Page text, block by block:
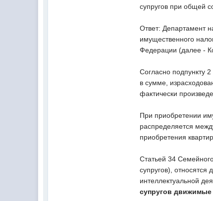
супругов при общей
Ответ: Департамент
имущественного
Федерации (далее -
Согласно подпункту
в сумме,
фактически
При приобретении
распределяется
приобретения
Статьей 34
супругов), относятся
интеллектуальной
супругов движимые